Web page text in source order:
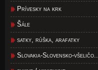
Prívesky na krk
Šále
satky, rúška, arafatky
Slovakia-Slovensko-všeličo..